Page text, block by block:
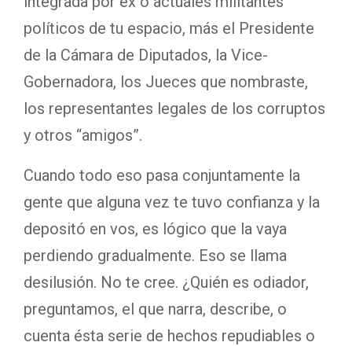
políticos de tu espacio, más el Presidente
de la Cámara de Diputados, la Vice-
Gobernadora, los Jueces que nombraste,
los representantes legales de los corruptos
y otros “amigos”.
Cuando todo eso pasa conjuntamente la
gente que alguna vez te tuvo confianza y la
depositó en vos, es lógico que la vaya
perdiendo gradualmente. Eso se llama
desilusión. No te cree. ¿Quién es odiador,
preguntamos, el que narra, describe, o
cuenta ésta serie de hechos repudiables o